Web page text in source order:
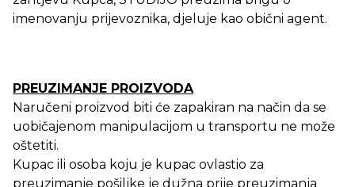
imenovanju prijevoznika, djeluje kao obični agent.
PREUZIMANJE PROIZVODA
Naručeni proizvod biti će zapakiran na način da se
uobičajenom manipulacijom u transportu ne može
oštetiti.
Kupac ili osoba koju je kupac ovlastio za
preuzimanje pošiljke je dužna prije preuzimanja